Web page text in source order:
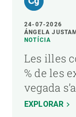
24-07-2026
ÁNGELA
NOTÍCIA
Les illes
% de les
vegada
EXPLORAR